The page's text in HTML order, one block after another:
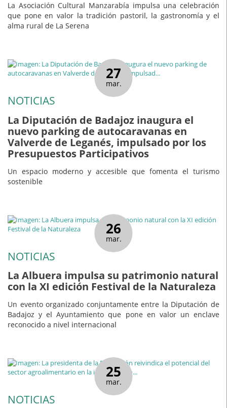
La Asociación Cultural Manzarabía impulsa una celebración
que pone en valor la tradición pastoril, la gastronomía y el
alma rural de La Serena
27
mar.
NOTICIAS
La Diputación de Badajoz inaugura el
nuevo parking de autocaravanas en
Valverde de Leganés, impulsado por los
Presupuestos Participativos
Un espacio moderno y accesible que fomenta el turismo
sostenible
26
mar.
NOTICIAS
La Albuera impulsa su patrimonio natural
con la XI edición Festival de la Naturaleza
Un evento organizado conjuntamente entre la Diputación de
Badajoz y el Ayuntamiento que pone en valor un enclave
reconocido a nivel internacional
25
mar.
NOTICIAS